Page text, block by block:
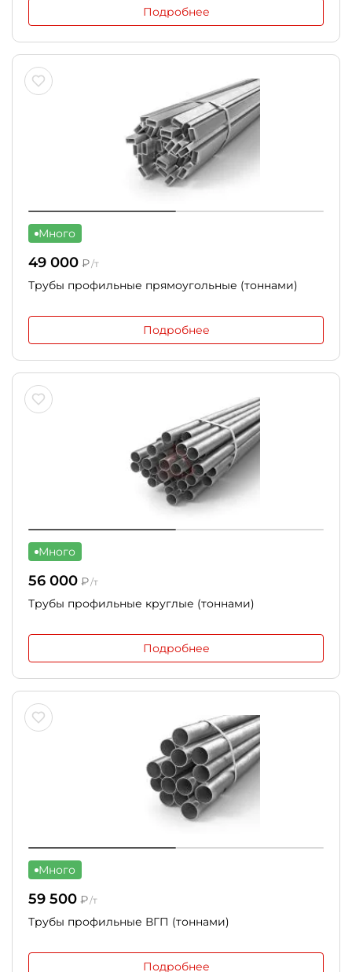
Подробнее
Много
49 000 ₽/т
Трубы профильные прямоугольные (тоннами)
Подробнее
Много
56 000 ₽/т
Трубы профильные круглые (тоннами)
Подробнее
Много
59 500 ₽/т
Трубы профильные ВГП (тоннами)
Подробнее